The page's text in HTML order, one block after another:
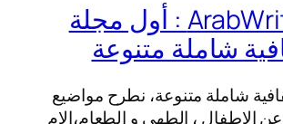
ArabWriters.net : أول مجلة
شاملة متنوعة
شاملة متنوعة، نطرح مواضيع
الاطفال ، الطهي و الطعام،الام